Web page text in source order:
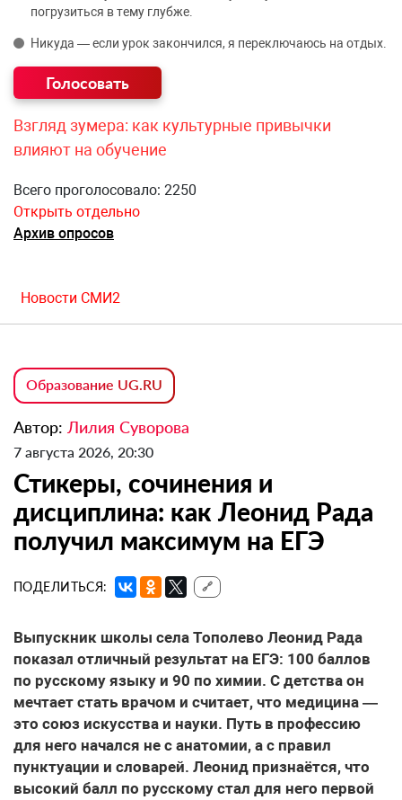
погрузиться в тему глубже.
Никуда — если урок закончился, я переключаюсь на отдых.
Взгляд зумера: как культурные привычки
влияют на обучение
Всего проголосовало: 2250
Открыть отдельно
Архив опросов
Новости СМИ2
Образование UG.RU
Автор: Лилия Суворова
7 августа 2026, 20:30
Стикеры, сочинения и
дисциплина: как Леонид Рада
получил максимум на ЕГЭ
ПОДЕЛИТЬСЯ: 🔗
Выпускник школы села Тополево Леонид Рада
показал отличный результат на ЕГЭ: 100 баллов
по русскому языку и 90 по химии. С детства он
мечтает стать врачом и считает, что медицина —
это союз искусства и науки. Путь в профессию
для него начался не с анатомии, а с правил
пунктуации и словарей. Леонид признаётся, что
высокий балл по русскому стал для него первой